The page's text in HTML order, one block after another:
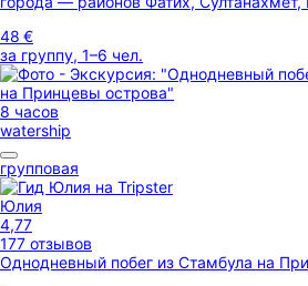
48 €
за группу, 1–6 чел.
8 часов
watership
групповая
Юлия
4,77
177 отзывов
Однодневный побег из Стамбула на